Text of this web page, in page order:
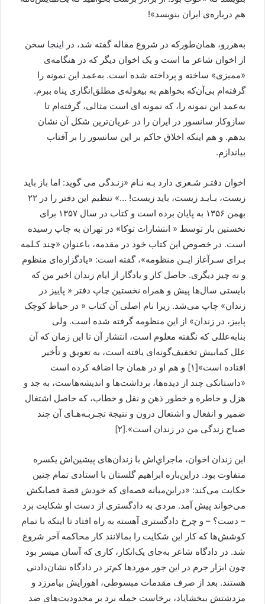
هم درباره‌ی ايران بنويسد»!
به‌هررو، همان‌طورکه در شروع مقاله گفته شد، در اينجا سخن
از اخوان شاعر ما است و يک اخوان ديگر که در هنگامه‌ی
«مميزی» ساخته و پرداخته شده است. به‌عمد اين نمونه را
گرفته‌ام بی‌آن‌که بخواهم به بيغوله‌ی مطلق‌انگاری پناه ببرم.
به‌عمد اين نمونه را، که نمونه ای است مثالی، گرفته‌ام تا
سازوکار سانسور در ايران را در عريان‌ترين شکل آن نشان
بدهم. و هم اينکه اخلاق حاکم بر اين سانسور را بر آفتاب
بياندازم.
اخوان دفتـر شـعری دارد بـه نـام «زنـدگی می گويد: اما باز بايد
زيست، بـايـد زيست، بايد زيست! …» تنظيم اين دفتر را در ۲۲
بهمن ۱۳۵۶ به پايان برده است و کتاب در سال ۱۳۵۷ برای
نخستين بار توسط « انتشارات توکا» در تهران به چاپ رسيده
است. در خصوص اين کتاب خود در مقدمه، باعنوان «چند کـلمه
بـرای سـرآغاز ايــن منظومه»، گفته است: «يادگزاره‌ای منظوم
و نه چيز ديگری. حاصل کار و يادگار از ايام زندان اخير من که
بايستی سال‌ها پيش و همراه نخستين چاپ دفتر « پاييز در
زندان» چاپ می‌شد. زيرا نام اصلی آن کتاب « در حياط کوچک
پاييز، در زندان» از اين منظومه گرفته شده است. ولی
بنابه‌عللی که نگفته معلوم است، انتشار آن تا اين زمان که آن
علل کمابيش تخفيف‌گونه‌ای يافته است، به تعويق و تأخير
افتاده است»[۱] و هم او در همان جا اضافه کرده است
«داستانکی چند از ديده‌ها، برداشت‌ها و انديشه‌هاست، به جد و
هزل و خاطره و خطور ذهن و نقل و خطاب، که حاصل اشتغال
ضمير و انفعال و اشتعال درون و نتيجة تجـربـه‌هـای آن چند
صباح زندگی من در زندان است».[۲]
اين زندان اخوان، ماجراي‌اش با زندان‌های پيشين‌اش يکسره
متفاوت بود. دراين‌باره ابراهيم گلستان با استادی تمام چنين
حکايت می‌کند: «دراين‌ميانه قصه‌ای که خودش قصة قصابکش
می‌خواند پيش آمد. مردی به دادگستری از دست او شکايت برد
– دست؟ – و چرخ دادگستری آهسته به راه افتاد تا اينکه با تمام
کوشش‌ها که کار اين شکايت را بمالانند کار محاکمه آخر شروع
شد. در دادگاه شاعر به‌جای يک‌انکار، کاری که آسان ميسر بود
چون ابزار جرم در اين جور موردها کم‌تر در دادگاه نشان‌دادنی
هستند. بعد از صرف مقدمات مبسوطی، اهورايش بيامرزد و
مزدشتش ببخشاياد، برخاست حمله برد بر محدوديت‌های ضد